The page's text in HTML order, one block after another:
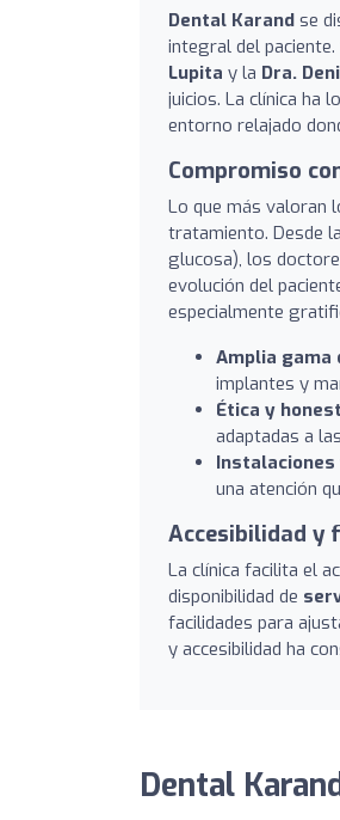
Dental Karand se
integral del
Lupita y la Dra.
juicios. La clínica ha
entorno relajado
Compromiso
Lo que más valoran
tratamiento. Desde
glucosa), los
evolución del
especialmente
Amplia gama
implantes y
Ética y
adaptadas a
una atención
Accesibilidad y
La clínica facilita el
disponibilidad de
facilidades para
y accesibilidad ha
Dental